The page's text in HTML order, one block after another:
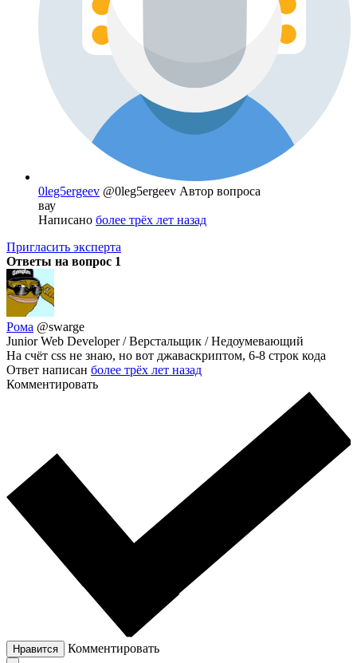
0leg5ergeev @0leg5ergeev Автор вопроса
вау
Написано более трёх лет назад
Пригласить эксперта
Ответы на вопрос 1
Рома @swarge
Junior Web Developer / Верстальщик / Недоумевающий
На счёт css не знаю, но вот джаваскриптом, 6-8 строк кода
Ответ написан более трёх лет назад
Комментировать
Нравится Комментировать